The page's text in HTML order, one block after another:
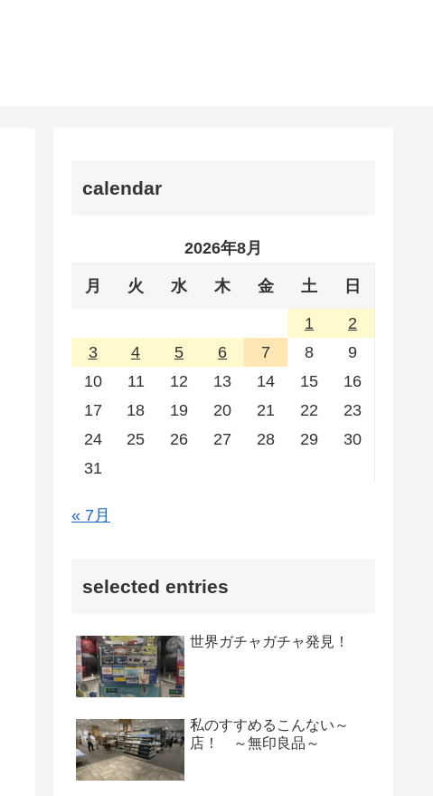
calendar
2026年8月
月 火 水 木 金 土 日
1
2
3
4 5 6 7 8
9
10
11 12 13 14 15
16
17
18 19 20 21 22
23
24
25 26 27 28 29
30
31
« 7月
selected entries
世界ガチャガチャ発見！
私のすすめるこんない～
店！ ～無印良品～